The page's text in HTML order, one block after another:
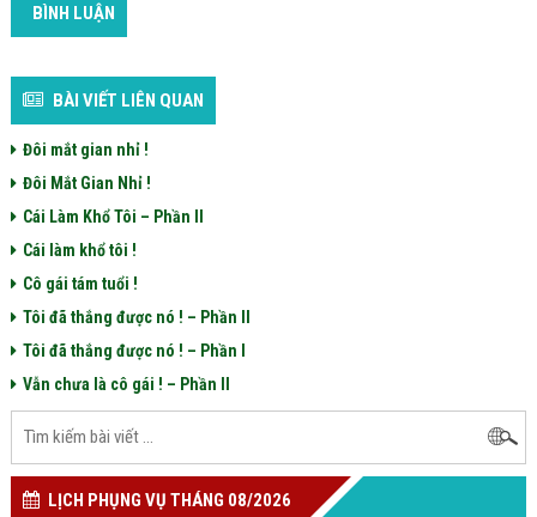
BÌNH LUẬN
BÀI VIẾT LIÊN QUAN
Đôi mắt gian nhỉ !
Đôi Mắt Gian Nhỉ !
Cái Làm Khổ Tôi – Phần II
Cái làm khổ tôi !
Cô gái tám tuổi !
Tôi đã thắng được nó ! – Phần II
Tôi đã thắng được nó ! – Phần I
Vẫn chưa là cô gái ! – Phần II
LỊCH PHỤNG VỤ THÁNG 08/2026